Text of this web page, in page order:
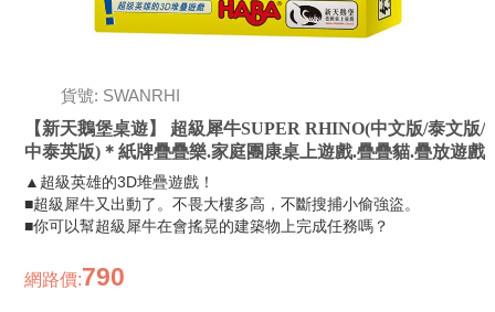
貨號: SWANRHI
【新天鵝堡桌遊】 超級犀牛SUPER RHINO(中文版/泰文版/
中泰英版)＊紙牌疊疊樂.家庭團康桌上遊戲.疊疊貓.疊放遊戲
▲超級英雄的3D堆疊遊戲！
■超級犀牛又出動了。不畏大樓多高，不斷搜捕小偷強盜。
■你可以幫超級犀牛在會搖晃的建築物上完成任務嗎？
網路價:790